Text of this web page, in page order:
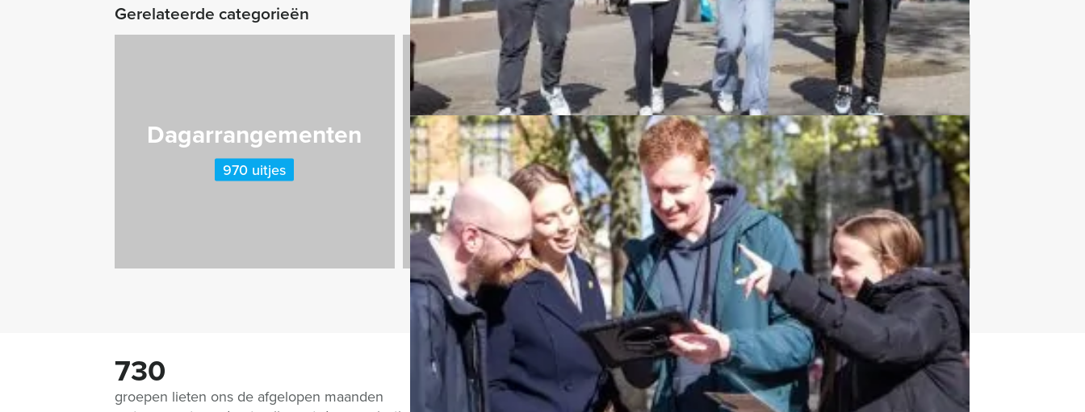
Gerelateerde categorieën
Dagarrangementen
970 uitjes
Bedrijfsuitjes
920 uitjes
Culinaire Tours
974 uitjes
730
groepen lieten ons de afgelopen maanden
Vragen over dit uitje?